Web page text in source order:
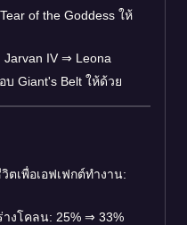
of the Goddess ให้
Jarvan IV ⇒ Leona
Giant's Belt ให้ด้วย
ตเพื่อเอฟเฟกต์ทำงาน:
างโคลน: 25% ⇒ 33%